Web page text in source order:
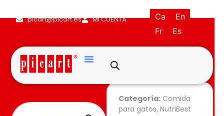
picart@picart.es
MI CUENTA Ca
En
Fr
Es
Categoría: Comida
para gatos, NutriBest